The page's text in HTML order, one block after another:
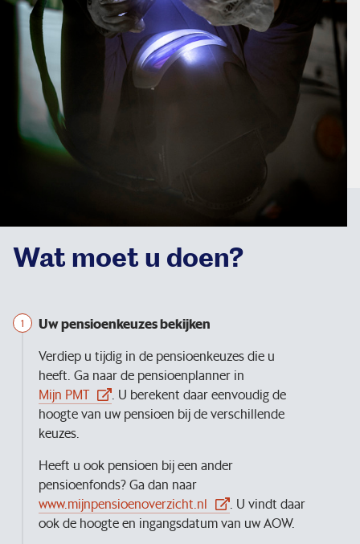
Wat moet u doen?
Uw pensioenkeuzes bekijken
Verdiep u tijdig in de pensioenkeuzes die u
heeft. Ga naar de pensioenplanner in
Mijn PMT
. U berekent daar eenvoudig de
hoogte van uw pensioen bij de verschillende
keuzes.
Heeft u ook pensioen bij een ander
pensioenfonds? Ga dan naar
www.mijnpensioenoverzicht.nl
. U vindt daar
ook de hoogte en ingangsdatum van uw AOW.